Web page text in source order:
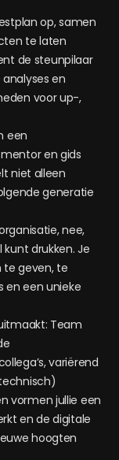
op, samen
te laten
de steunpilaar
en
voor up-,
een
en gids
niet alleen
generatie
nee,
drukken. Je
te geven, te
en een unieke
Team
variërend
vormen jullie een
en de digitale
hoogten